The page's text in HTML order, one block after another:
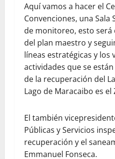
Aquí vamos a hacer el
Convenciones, una
de monitoreo, esto será
del plan maestro y
líneas estratégicas y los
actividades que se
de la recuperación del
Lago de Maracaibo es el
El también
Públicas y Servicios
recuperación y el
Emmanuel Fonseca.